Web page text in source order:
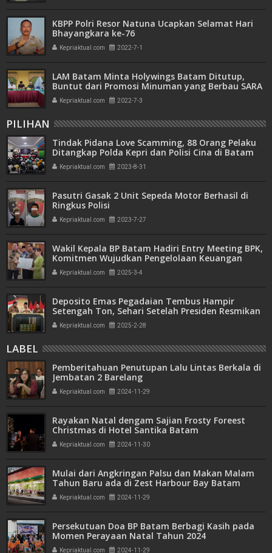
KBPP Polri Resor Natuna Ucapkan Selamat Hari
Bhayangkara ke-76
Kepriaktual.com 2022-7-1
LAM Batam Minta Holywings Batam Ditutup,
Buntut dari Promosi Minuman yang Berbau SARA
Kepriaktual.com 2022-7-3
PILIHAN
Tindak Pidana Love Scamming, 88 Orang Pelaku
Ditangkap Polda Kepri dan Polisi Cina di Batam
Kepriaktual.com 2023-8-31
Pasutri Gasak 2 Unit Sepeda Motor Berhasil di
Ringkus Polisi
Kepriaktual.com 2023-7-27
Wakil Kepala BP Batam Hadiri Entry Meeting BPK,
Komitmen Wujudkan Pengelolaan Keuangan
Transparan dan Akuntabel
Kepriaktual.com 2025-3-4
Deposito Emas Pegadaian Tembus Hampir
Setengah Ton, Sehari Setelah Presiden Resmikan
Bank Emas
Kepriaktual.com 2025-2-28
LABEL
Pemberitahuan Penutupan Lalu Lintas Berkala di
Jembatan 2 Barelang
Kepriaktual.com 2024-11-29
Rayakan Natal dengam Sajian Frosty Foreest
Christmas di Hotel Santika Batam
Kepriaktual.com 2024-11-30
Mulai dari Angkringan Palsu dan Makan Malam
Tahun Baru ada di Zest Harbour Bay Batam
Kepriaktual.com 2024-11-29
Persekutuan Doa BP Batam Berbagi Kasih pada
Momen Perayaan Natal Tahun 2024
Kepriaktual.com 2024-11-29